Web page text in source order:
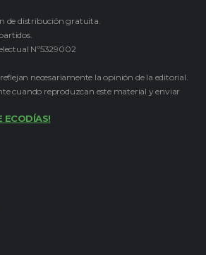
de distribución gratuita.
Nº5329002
necesariamente la opinión de la editorial.
cuando reproduzcan este material y enviar
ECODÍAS!